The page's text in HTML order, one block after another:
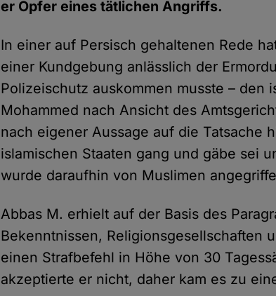
er Opfer eines tätlichen Angriffs.
In einer auf Persisch gehaltenen Rede
einer Kundgebung anlässlich der
Polizeischutz auskommen musste – den
Mohammed nach Ansicht des
nach eigener Aussage auf die Tatsache
islamischen Staaten gang und gäbe sei
wurde daraufhin von Muslimen
Abbas M. erhielt auf der Basis des
Bekenntnissen, Religionsgesellschaften
einen Strafbefehl in Höhe von 30
akzeptierte er nicht, daher kam es zu